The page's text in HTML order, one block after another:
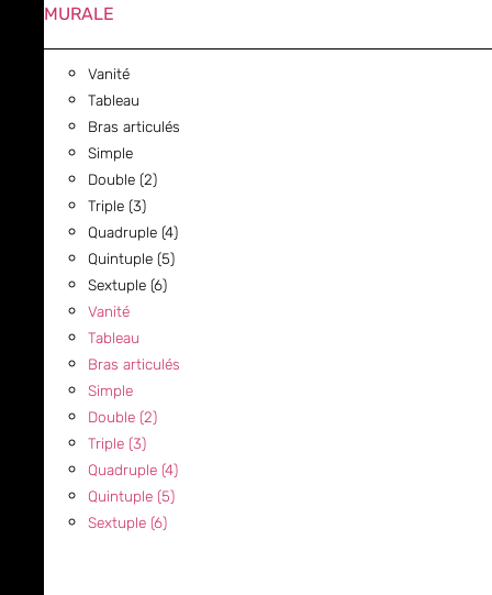
MURALE
Vanité
Tableau
Bras articulés
Simple
Double (2)
Triple (3)
Quadruple (4)
Quintuple (5)
Sextuple (6)
Vanité
Tableau
Bras articulés
Simple
Double (2)
Triple (3)
Quadruple (4)
Quintuple (5)
Sextuple (6)